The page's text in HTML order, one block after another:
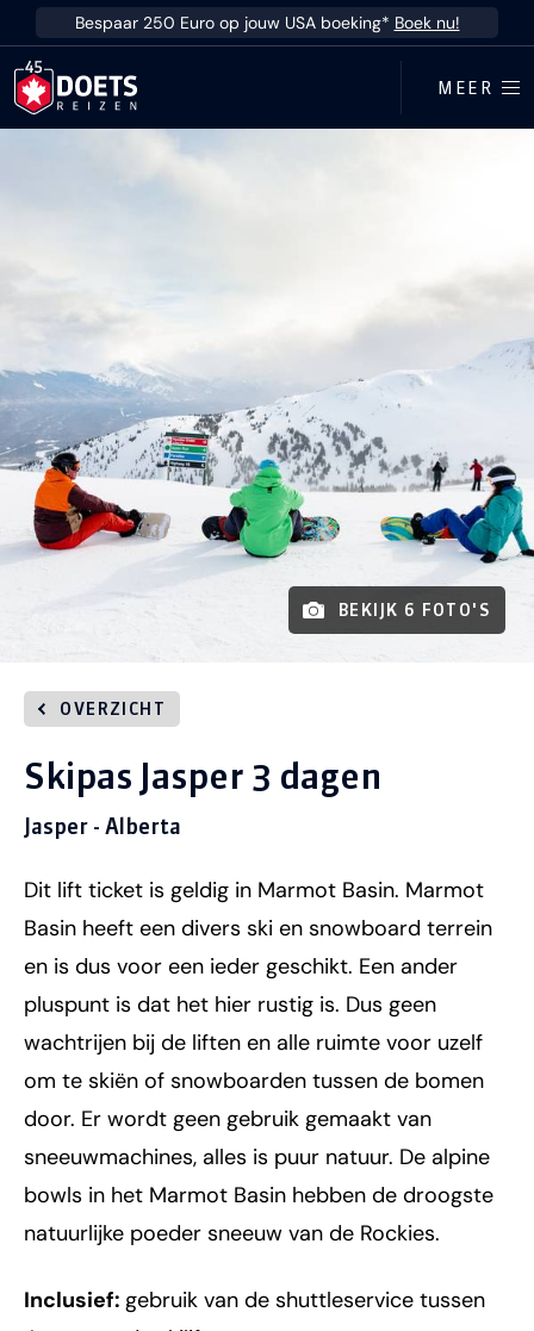
Ga direct naar inhoud
Bespaar 250 Euro op jouw USA boeking* Boek nu!
MEER
BEKIJK 6 FOTO'S
OVERZICHT
Skipas Jasper 3 dagen
Jasper - Alberta
Dit lift ticket is geldig in Marmot Basin. Marmot
Basin heeft een divers ski en snowboard terrein
en is dus voor een ieder geschikt. Een ander
pluspunt is dat het hier rustig is. Dus geen
wachtrijen bij de liften en alle ruimte voor uzelf
om te skiën of snowboarden tussen de bomen
door. Er wordt geen gebruik gemaakt van
sneeuwmachines, alles is puur natuur. De alpine
bowls in het Marmot Basin hebben de droogste
natuurlijke poeder sneeuw van de Rockies.
Inclusief: gebruik van de shuttleservice tussen